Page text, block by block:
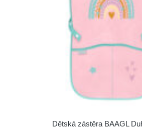
Dětská zástěra BAAGL